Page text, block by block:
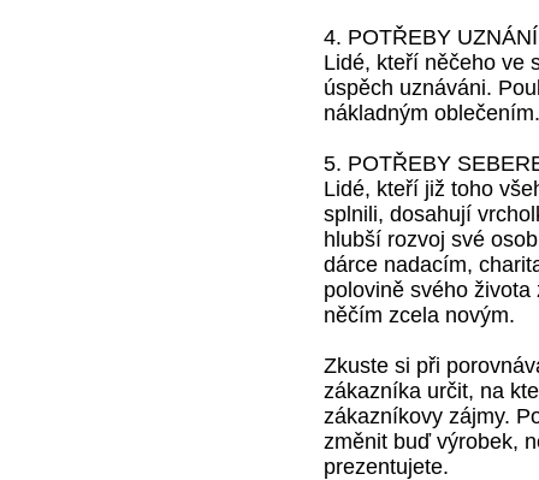
4. POTŘEBY UZNÁNÍ
Lidé, kteří něčeho ve
úspěch uznáváni.
nákladným oblečením.
5. POTŘEBY
Lidé, kteří již toho
splnili, dosahují
hlubší rozvoj své
dárce nadacím,
polovině svého
něčím zcela novým.
Zkuste si při
zákazníka určit, na
zákazníkovy zájmy.
změnit buď výrobek,
prezentujete.